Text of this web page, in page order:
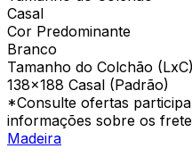
Casal
Cor Predominante
Branco
Tamanho do Colchão (LxC)
138×188 Casal (Padrão)
*Consulte ofertas
informações sobre os
Madeira